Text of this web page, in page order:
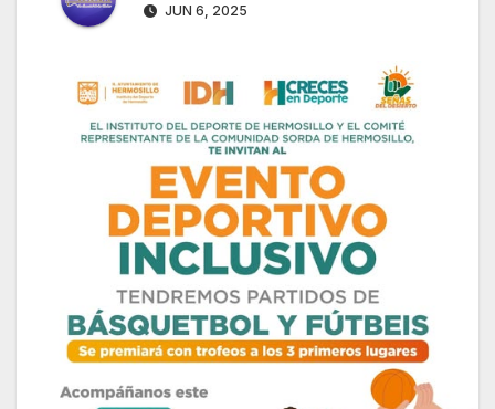
JUN 6, 2025